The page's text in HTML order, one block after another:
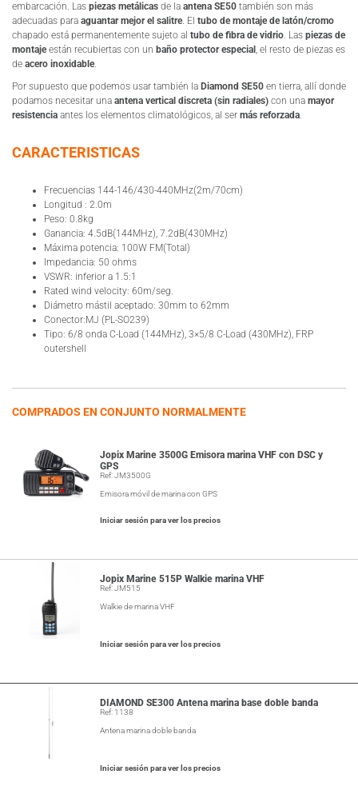
embarcación. Las piezas metálicas de la antena SE50 también son más
adecuadas para aguantar mejor el salitre. El tubo de montaje de latón/cromo
chapado está permanentemente sujeto al tubo de fibra de vidrio. Las piezas de
montajeestán recubiertas con un baño protector especial , el resto de piezas es
de acero inoxidable.
Por supuesto que podemos usar también la Diamond SE50 en tierra, allí donde
podamos necesitar una antena vertical discreta (sin radiales) con una mayor
resistencia antes los elementos climatológicos, al ser más reforzada.
CARACTERISTICAS
Frecuencias 144-146/430-440MHz(2m/70cm)
Longitud : 2.0m
Peso: 0.8kg
Ganancia: 4.5dB(144MHz), 7.2dB(430MHz)
Máxima potencia: 100W FM(Total)
Impedancia: 50 ohms
VSWR: inferior a 1.5:1
Rated wind velocity: 60m/seg.
Diámetro mástil aceptado: 30mm to 62mm
Conector:MJ (PL-SO239)
Tipo: 6/8 onda C-Load (144MHz), 3×5/8 C-Load (430MHz), FRP
outershell
COMPRADOS EN CONJUNTO NORMALMENTE
Jopix Marine 3500G Emisora marina VHF con DSC y
GPS
Ref: JM3500G
Emisora móvil de marina con GPS
Iniciar sesión para ver los precios
Jopix Marine 515P Walkie marina VHF
Ref: JM515
Walkie de marina VHF
Iniciar sesión para ver los precios
DIAMOND SE300 Antena marina base doble banda
Ref: 1138
Antena marina doble banda
Iniciar sesión para ver los precios